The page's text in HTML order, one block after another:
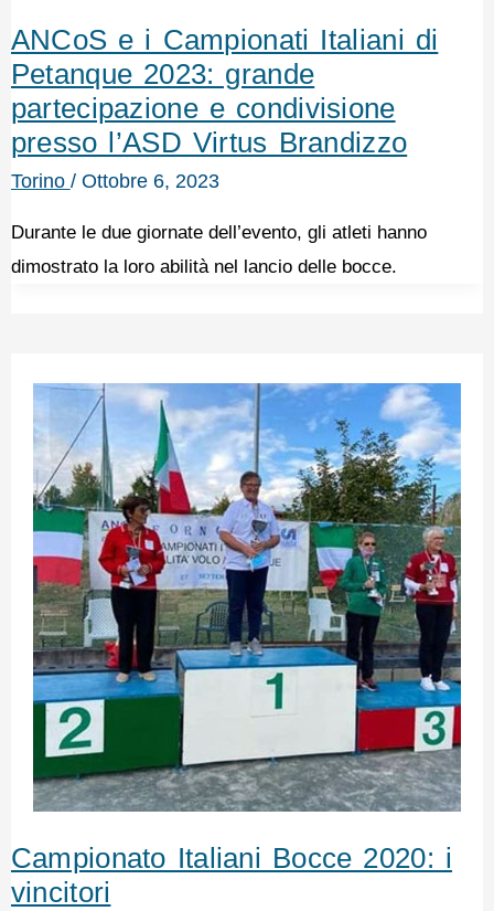
ANCoS e i Campionati Italiani di
Petanque 2023: grande
partecipazione e condivisione
presso l’ASD Virtus Brandizzo
Torino / Ottobre 6, 2023
Durante le due giornate dell’evento, gli atleti hanno
dimostrato la loro abilità nel lancio delle bocce.
Campionato Italiani Bocce 2020: i
vincitori